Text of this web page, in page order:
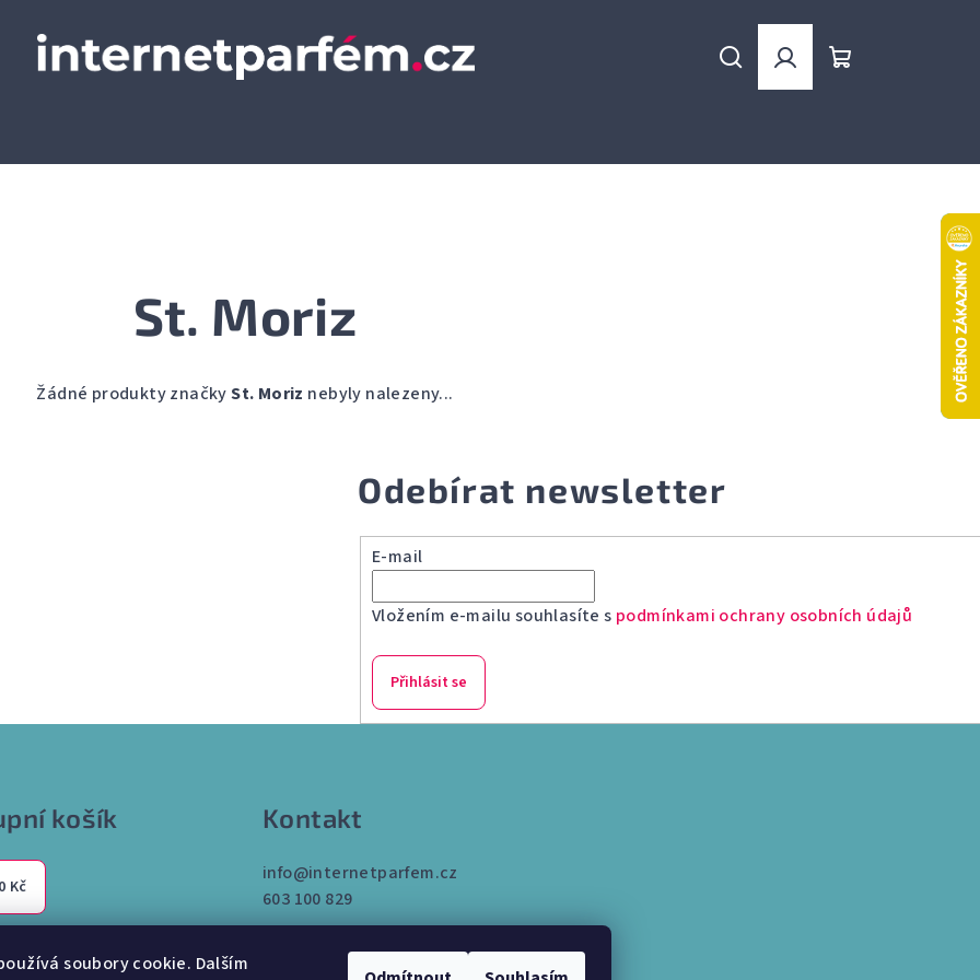
soubory cookie. Dalším
HledatPřihlášení
St. Moriz
Žádné produkty značkySt. Moriz nebyly nalezeny...
Odebírat newsletter
E-mail
Vložením e-mailu souhlasíte s podmínkami ochrany osobních údajů
Přihlásit se
košík
0 Kč
Kontakt
info@internetparfem.cz
603 100 829